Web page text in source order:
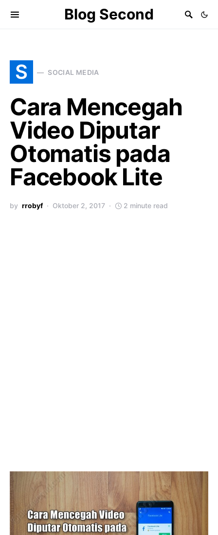
Blog Second
S SOCIAL MEDIA
Cara Mencegah
Video Diputar
Otomatis pada
Facebook Lite
by rrobyf Oktober 2, 2017 2 minute read